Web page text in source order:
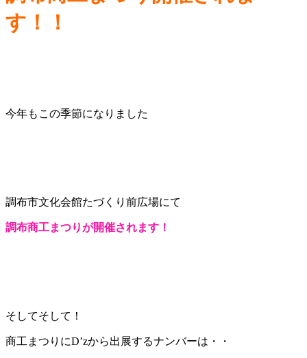
す！！
今年もこの季節になりました
調布市文化会館たづくり前広場にて
調布商工まつりが開催されます！
そしてそして！
商工まつりにD’zから出展するナンバーは・・